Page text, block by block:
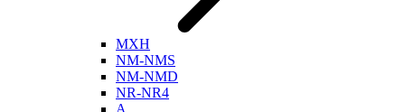
MXH
NM-NMS
NM-NMD
NR-NR4
A